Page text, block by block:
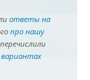
ответы на
про нашу